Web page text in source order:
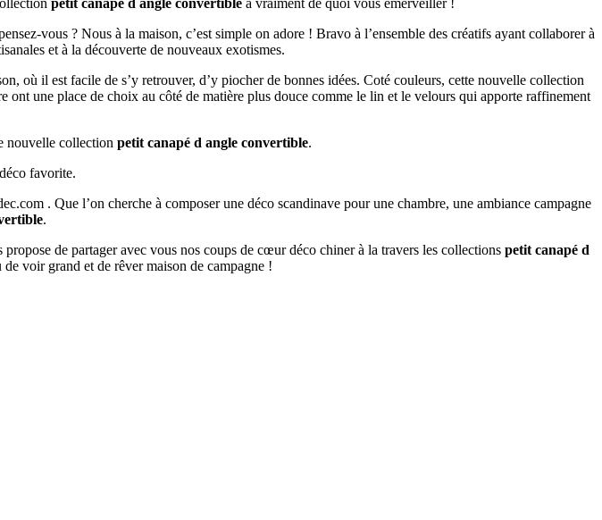
vous ? Nous à la maison, c’est simple on adore ! Bravo à l’ensemble des créatifs ayant collaborer à
et à la découverte de nouveaux exotismes.
où il est facile de s’y retrouver, d’y piocher de bonnes idées. Coté couleurs, cette nouvelle collection
une place de choix au côté de matière plus douce comme le lin et le velours qui apporte raffinement
nouvelle collection petit canapé d angle convertible.
favorite.
. Que l’on cherche à composer une déco scandinave pour une chambre, une ambiance campagne
.
de partager avec vous nos coups de cœur déco chiner à la travers les collections petit canapé d
voir grand et de rêver maison de campagne !